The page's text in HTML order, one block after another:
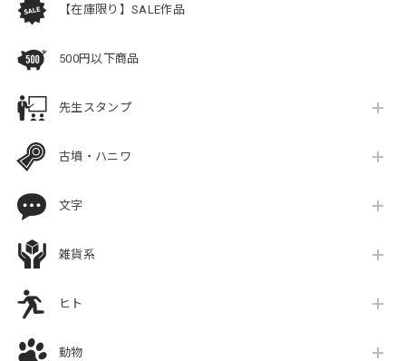
【在庫限り】SALE作品
500円以下商品
先生スタンプ
古墳・ハニワ
文字
雑貨系
ヒト
動物